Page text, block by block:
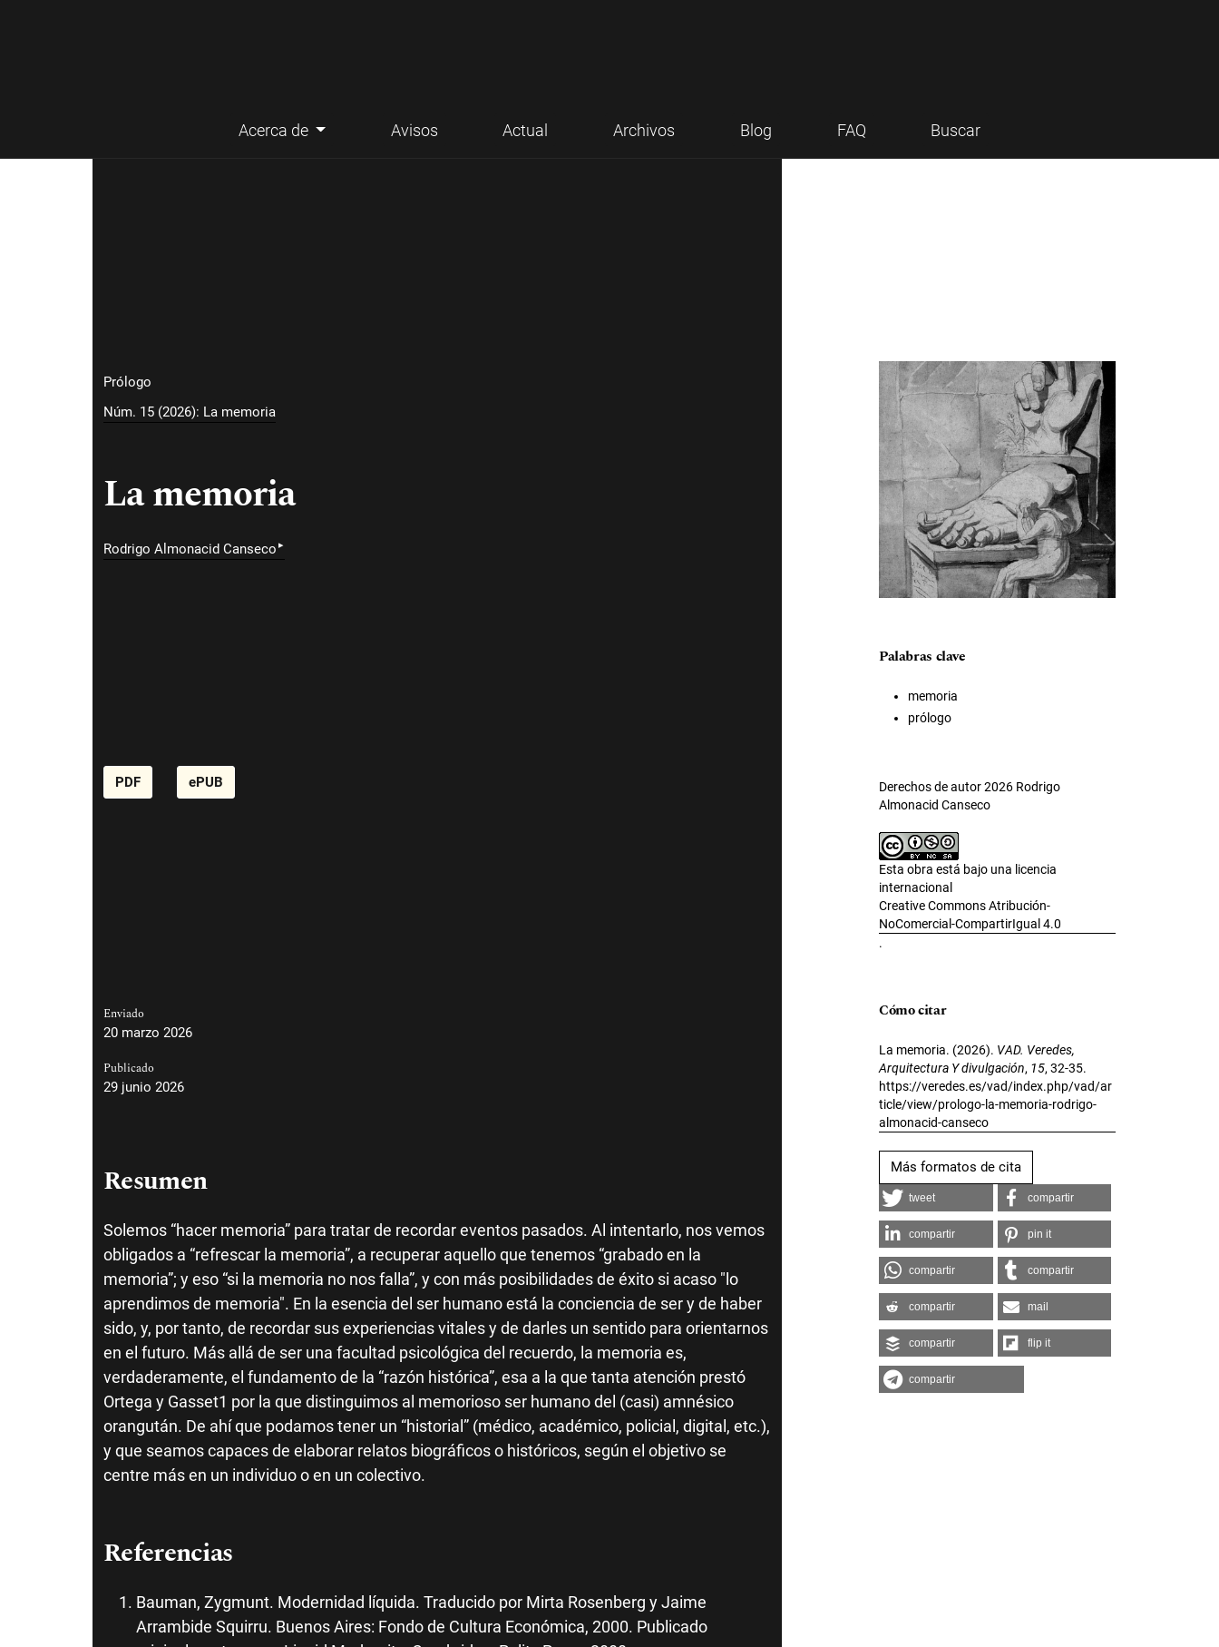
Menú principal Acerca de Avisos Actual Archivos Blog FAQ Buscar
Prólogo
Núm. 15 (2026): La memoria
La memoria
Rodrigo Almonacid Canseco ▸
PDF ePUB
Enviado
20 marzo 2026
Publicado
29 junio 2026
Resumen
Solemos “hacer memoria” para tratar de recordar eventos pasados. Al intentarlo, nos vemos
obligados a “refrescar la memoria”, a recuperar aquello que tenemos “grabado en la
memoria”; y eso “si la memoria no nos falla”, y con más posibilidades de éxito si acaso "lo
aprendimos de memoria". En la esencia del ser humano está la conciencia de ser y de haber
sido, y, por tanto, de recordar sus experiencias vitales y de darles un sentido para orientarnos
en el futuro. Más allá de ser una facultad psicológica del recuerdo, la memoria es,
verdaderamente, el fundamento de la “razón histórica”, esa a la que tanta atención prestó
Ortega y Gasset1 por la que distinguimos al memorioso ser humano del (casi) amnésico
orangután. De ahí que podamos tener un “historial” (médico, académico, policial, digital, etc.),
y que seamos capaces de elaborar relatos biográficos o históricos, según el objetivo se
centre más en un individuo o en un colectivo.
Referencias
Bauman, Zygmunt. Modernidad líquida. Traducido por Mirta Rosenberg y Jaime
Arrambide Squirru. Buenos Aires: Fondo de Cultura Económica, 2000. Publicado
Imagen de portada
Palabras clave
memoria
prólogo
Derechos de autor 2026 Rodrigo
Almonacid Canseco
Esta obra está bajo una licencia
internacional
Creative Commons Atribución-
NoComercial-CompartirIgual 4.0
.
Cómo citar
La memoria. (2026). VAD. Veredes,
Arquitectura Y divulgación, 15, 32-35.
https://veredes.es/vad/index.php/vad/ar
ticle/view/prologo-la-memoria-rodrigo-
almonacid-canseco
Más formatos de cita
tweet compartir
compartir pin it
compartir compartir
compartir mail
compartir flip it
compartir